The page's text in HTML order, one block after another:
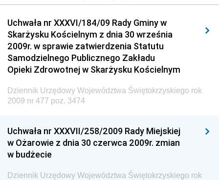
Elektronicznej
Dziennik Urzędowy Ministra Spraw Wewnętrznych i
Administracji
Dziennik Urzędowy Ministra Transportu
Dziennik Urzędowy Ministra Budownictwa
Dziennik Urzędowy Ministra Nauki i Szkolnictwa
Dziennik Urzędowy Głównego Urzędu Miar
Dziennik Urzędowy Ministra Rolnictwa i Rozwoju Wsi
Sportu
Uchwała nr XXXVI/184/09 Rady Gminy w
Skarżysku Kościelnym z dnia 30 września
2009r. w sprawie zatwierdzenia Statutu
Samodzielnego Publicznego Zakładu
Opieki Zdrowotnej w Skarżysku Kościelnym
Dziennik Urzędowy Województwa Świętokrzyskiego rok
2009 nr 477 poz. 3474
Uchwała nr XXXVII/258/2009 Rady Miejskiej
w Ożarowie z dnia 30 czerwca 2009r. zmian
w budżecie
Dziennik Urzędowy Województwa Świętokrzyskiego rok